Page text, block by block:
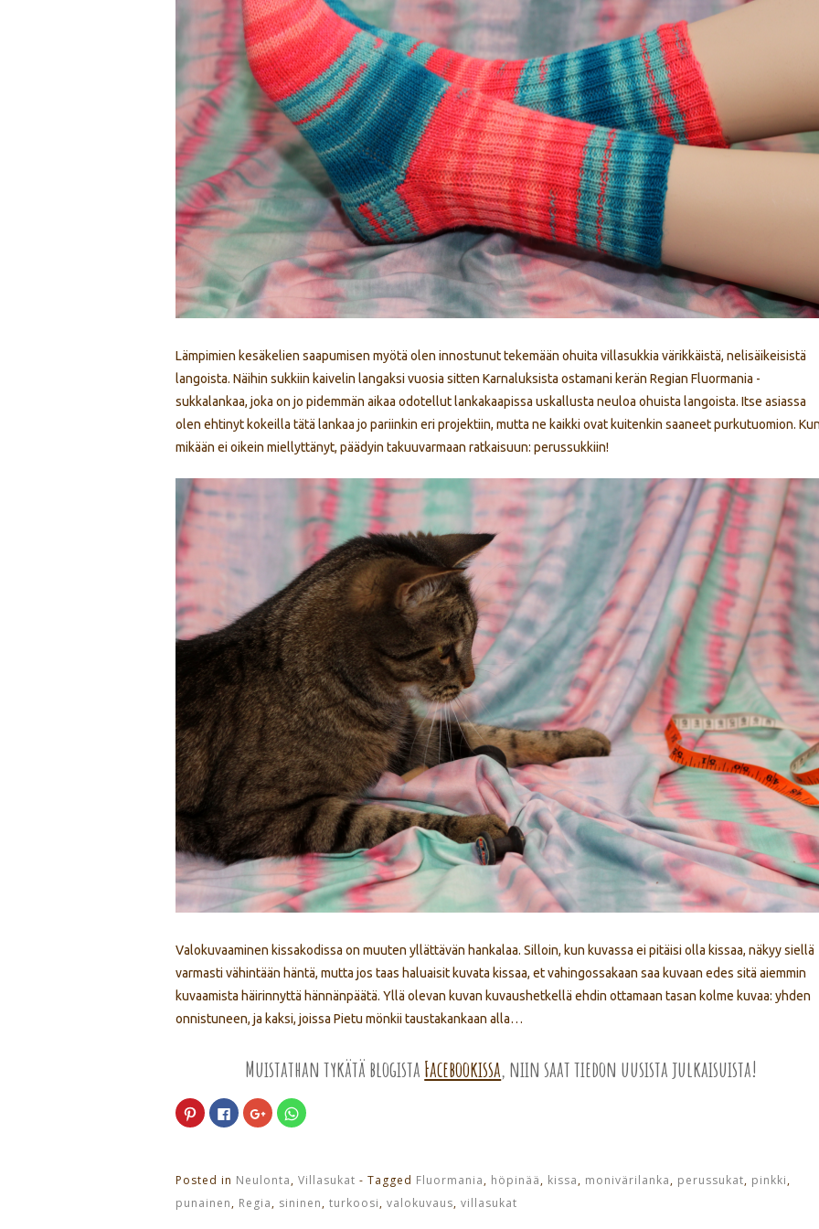
Lämpimien kesäkelien saapumisen myötä olen innostunut tekemään ohuita villasukkia värikkäistä, nelisäikeisistä
langoista. Näihin sukkiin kaivelin langaksi vuosia sitten Karnaluksista ostamani kerän Regian Fluormania -
sukkalankaa, joka on jo pidemmän aikaa odotellut lankakaapissa uskallusta neuloa ohuista langoista. Itse asiassa
olen ehtinyt kokeilla tätä lankaa jo pariinkin eri projektiin, mutta ne kaikki ovat kuitenkin saaneet purkutuomion.
mikään ei oikein miellyttänyt, päädyin takuuvarmaan ratkaisuun: perussukkiin!
Valokuvaaminen kissakodissa on muuten yllättävän hankalaa. Silloin, kun kuvassa ei pitäisi olla kissaa, näkyy siellä
varmasti vähintään häntä, mutta jos taas haluaisit kuvata kissaa, et vahingossakaan saa kuvaan edes sitä aiemmin
kuvaamista häirinnyttä hännänpäätä. Yllä olevan kuvan kuvaushetkellä ehdin ottamaan tasan kolme kuvaa: yhden
onnistuneen, ja kaksi, joissa Pietu mönkii taustakankaan alla…
Muistathan tykätä blogista Facebookissa, niin saat tiedon uusista julkaisuista!
Jaa
Pinterest
palvelussa(Avautuu
Jaa
Facebookissa(Avautuu
uudessa
Jaa
Google+
palvelussa(Avautuu
Jaa
WhatsApp
Posted in Neulonta, Villasukat - Tagged Fluormania, höpinää, kissa, monivärilanka, perussukat, pinkki,
punainen, Regia, sininen, turkoosi, valokuvaus, villasukat